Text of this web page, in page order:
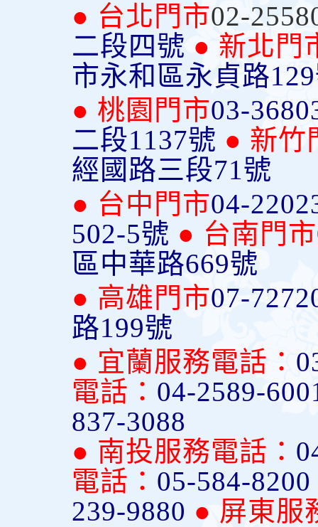
● 台北門市02-
二段四號 ● 新北門
市永和區永貞路
● 桃園門市03-
二段1137號 ● 新竹
經國路三段71號
● 台中門市04-
502-5號 ● 台南門市
區中華路669號
● 高雄門市07-
路199號
● 宜蘭服務電話：
電話： 04-2589-
837-3088
● 南投服務電話：
電話： 05-584-8200
239-9880 ● 屏東服